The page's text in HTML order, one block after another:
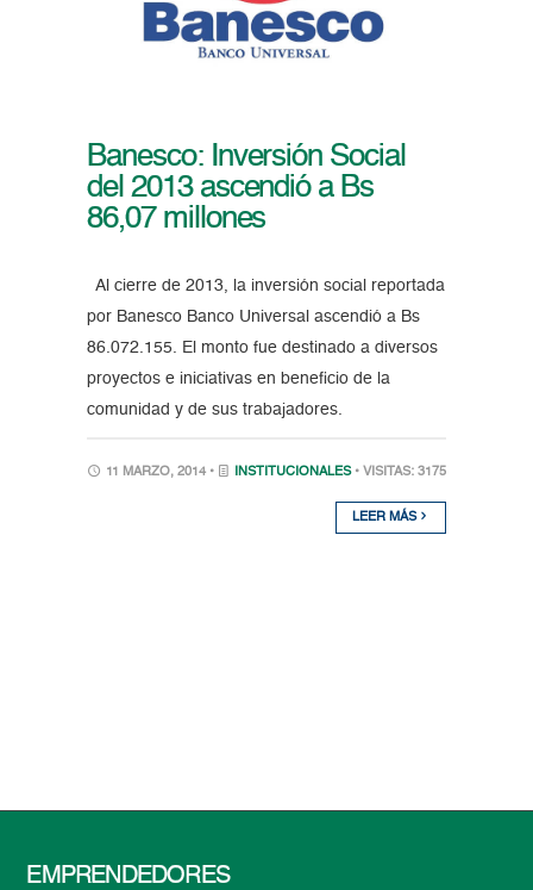
Banesco: Inversión Social
del 2013 ascendió a Bs
86,07 millones
Al cierre de 2013, la inversión social reportada
por Banesco Banco Universal ascendió a Bs
86.072.155. El monto fue destinado a diversos
proyectos e iniciativas en beneficio de la
comunidad y de sus trabajadores.
11 MARZO, 2014 • INSTITUCIONALES • VISITAS: 3175
LEER MÁS
EMPRENDEDORES